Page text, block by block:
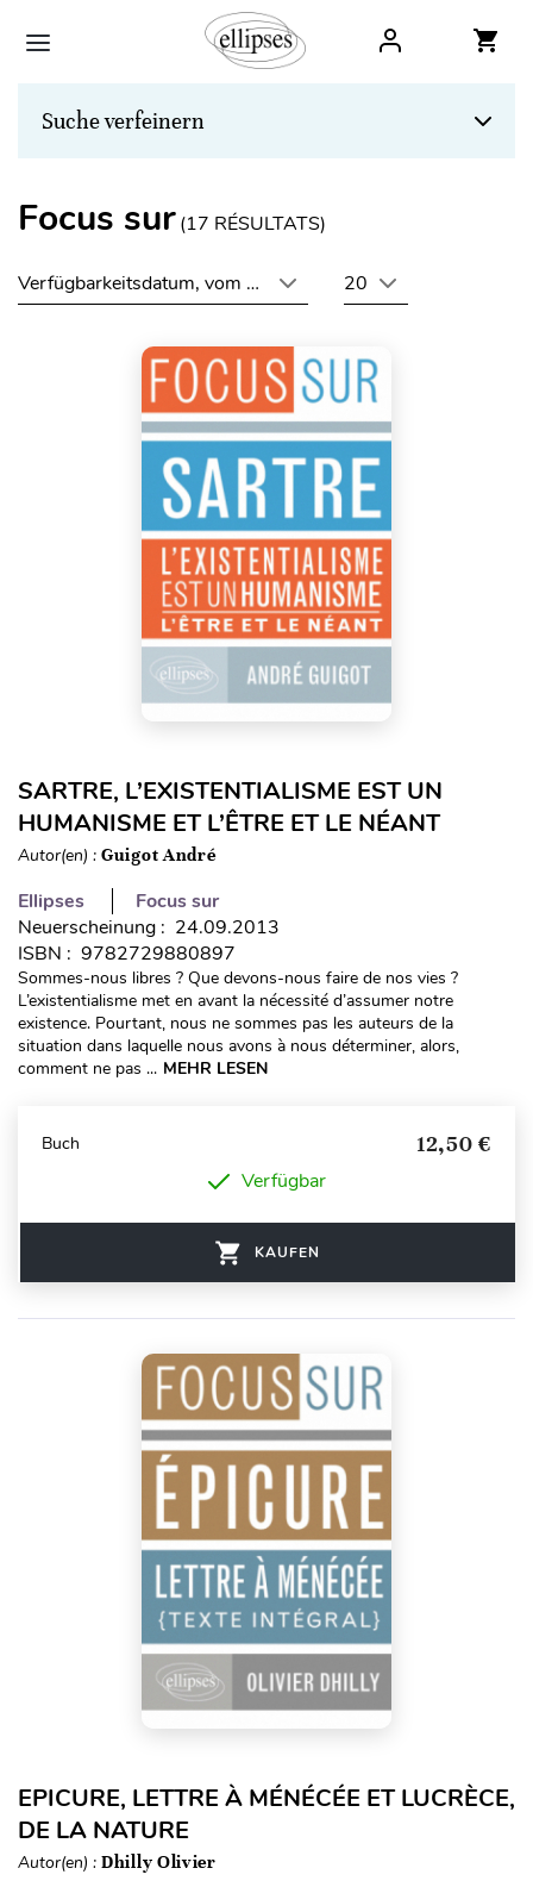
Suche verfeinern
Focus sur(17 RÉSULTATS)
Verfügbarkeitsdatum, vom neuesten zum ältesten
20
SARTRE, L’EXISTENTIALISME EST UN
HUMANISME ET L’ÊTRE ET LE NÉANT
Autor(en) : Guigot André
Ellipses
Focus sur
Neuerscheinung : 24.09.2013
ISBN : 9782729880897
Sommes-nous libres ? Que devons-nous faire de nos vies ?
L’existentialisme met en avant la nécessité d’assumer notre
existence. Pourtant, nous ne sommes pas les auteurs de la
situation dans laquelle nous avons à nous déterminer, alors,
comment ne pas ... MEHR LESEN
Buch 12,50 €
Verfügbar
KAUFEN
EPICURE, LETTRE À MÉNÉCÉE ET LUCRÈCE,
DE LA NATURE
Autor(en) : Dhilly Olivier